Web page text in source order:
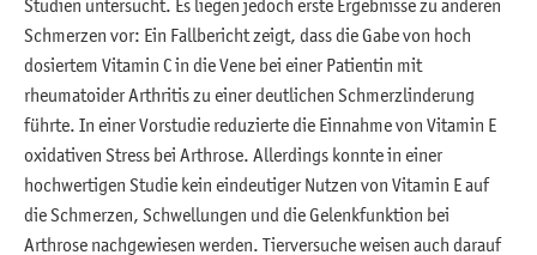
Studien untersucht. Es liegen jedoch erste Ergebnisse zu anderen
Schmerzen vor: Ein Fallbericht zeigt, dass die Gabe von hoch
dosiertem Vitamin C in die Vene bei einer Patientin mit
rheumatoider Arthritis zu einer deutlichen Schmerzlinderung
führte. In einer Vorstudie reduzierte die Einnahme von Vitamin E
oxidativen Stress bei Arthrose. Allerdings konnte in einer
hochwertigen Studie kein eindeutiger Nutzen von Vitamin E auf
die Schmerzen, Schwellungen und die Gelenkfunktion bei
Arthrose nachgewiesen werden. Tierversuche weisen auch darauf